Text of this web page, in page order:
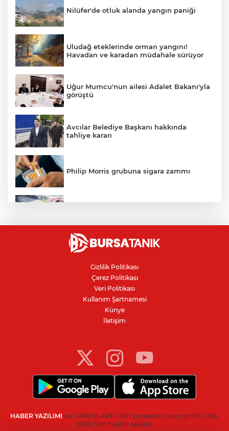
Nilüfer'de otluk alanda yangın paniği
Uludağ eteklerinde orman yangını!
Havadan ve karadan müdahale sürüyor
Uğur Mumcu'nun ailesi Adalet Bakanı'yla
görüştü
Avcılar Belediye Başkanı hakkında
tahliye kararı
Philip Morris grubuna sigara zammı
Nilüfer'de kaldırım işgallerine zabıta
denetimi
Bursa'da 100 dönümde hayvansal
gübreyle nektarin ve armut üretiyor
Resmi Gazete’de yayımlandı: Kritik yeşil
Gizlilik Politikası
Çerez Politikası
Veri Politikası
Kullanım Şartnamesi
Künye
İletişim
HABER YAZILIMI ve TURKTICARET.NET projesidir Copyright© 2006-
2026 Tüm hakları saklıdır.